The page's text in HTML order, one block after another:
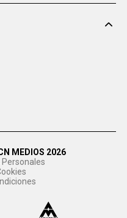
MEDIOS 2026
Personales